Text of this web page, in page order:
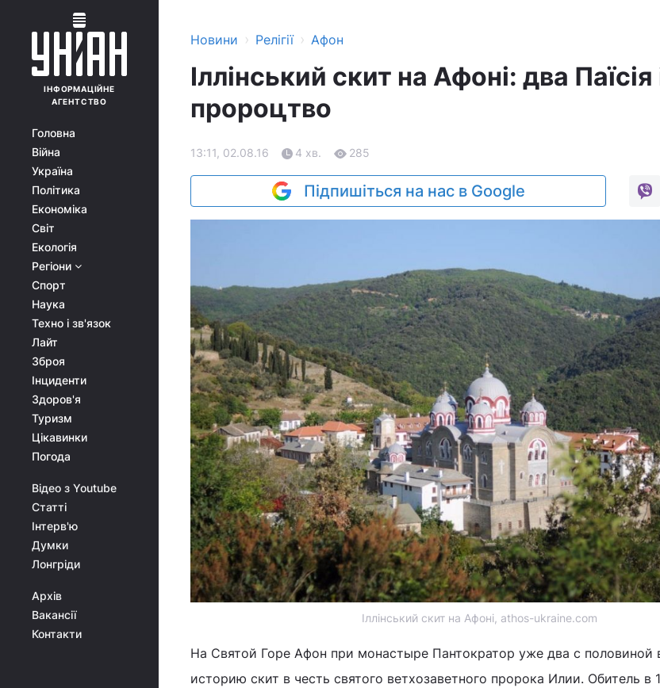
ІНФОРМАЦІЙНЕ
АГЕНТСТВО
Головна
Війна
Україна
Політика
Економіка
Світ
Екологія
Регіони
Спорт
Наука
Техно і зв'язок
Лайт
Зброя
Інциденти
Здоров'я
Туризм
Цікавинки
Погода
Відео з Youtube
Статті
Інтерв'ю
Думки
Лонгріди
Архів
Вакансії
Контакти
Новини › Релігії › Афон
Іллінський скит на Афоні: два Паїсія
пророцтво
13:11, 02.08.16 4 хв. 285
Підпишіться на нас в Google
Іллінський скит на Афоні, athos-ukraine.com
На Святой Горе Афон при монастыре Пантократор уже два с половиной
историю скит в честь святого ветхозаветного пророка Илии. Обитель в